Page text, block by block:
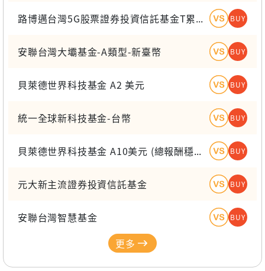
路博邁台灣5G股票證券投資信託基金T累積級別(新臺幣) BUY
安聯台灣大壩基金-A類型-新臺幣 BUY
貝萊德世界科技基金 A2 美元 BUY
統一全球新科技基金-台幣 BUY
貝萊德世界科技基金 A10美元 (總報酬穩定配息) BUY
元大新主流證券投資信託基金 BUY
安聯台灣智慧基金 BUY
更多